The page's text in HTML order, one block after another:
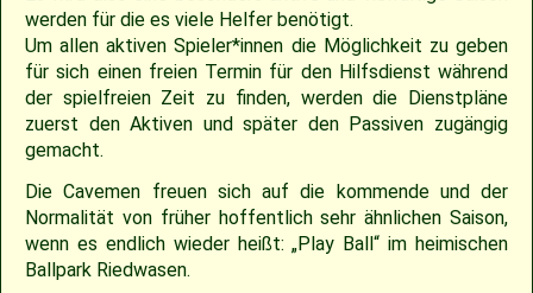
werden für die es viele Helfer benötigt.
Um allen aktiven Spieler*innen die Möglichkeit zu geben
für sich einen freien Termin für den Hilfsdienst während
der spielfreien Zeit zu finden, werden die Dienstpläne
zuerst den Aktiven und später den Passiven zugängig
gemacht.
Die Cavemen freuen sich auf die kommende und der
Normalität von früher hoffentlich sehr ähnlichen Saison,
wenn es endlich wieder heißt: „Play Ball“ im heimischen
Ballpark Riedwasen.